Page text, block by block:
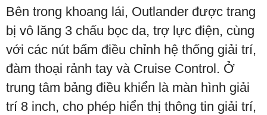
Bên trong khoang lái, Outlander được trang
bị vô lăng 3 chấu bọc da, trợ lực điện, cùng
với các nút bấm điều chỉnh hệ thống giải trí,
đàm thoại rảnh tay và Cruise Control. Ở
trung tâm bảng điều khiển là màn hình giải
trí 8 inch, cho phép hiển thị thông tin giải trí,